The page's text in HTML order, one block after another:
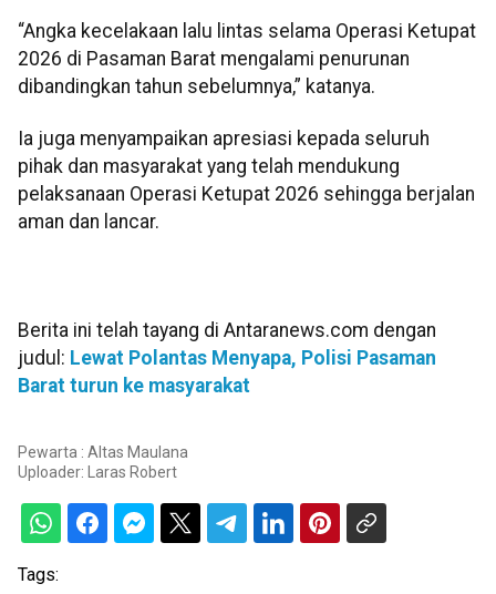
“Angka kecelakaan lalu lintas selama Operasi Ketupat
2026 di Pasaman Barat mengalami penurunan
dibandingkan tahun sebelumnya,” katanya.
Ia juga menyampaikan apresiasi kepada seluruh
pihak dan masyarakat yang telah mendukung
pelaksanaan Operasi Ketupat 2026 sehingga berjalan
aman dan lancar.
Berita ini telah tayang di Antaranews.com dengan
judul: Lewat Polantas Menyapa, Polisi Pasaman
Barat turun ke masyarakat
Pewarta : Altas Maulana
Uploader:
Laras Robert
Tags: